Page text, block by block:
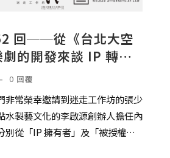
回──從《台北大空
的開發來談 IP 轉譯
1）
0 回覆
非常榮幸邀請到迷走工作坊的張少
水製藝文化的李啟源創辦人擔任內
別從「IP 擁有者」及「被授權